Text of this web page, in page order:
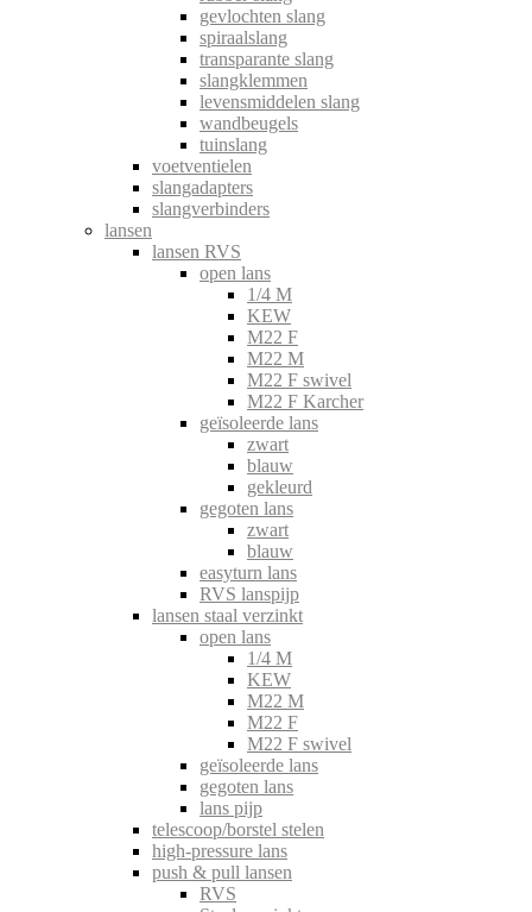
gevlochten slang
spiraalslang
transparante slang
slangklemmen
levensmiddelen slang
wandbeugels
tuinslang
voetventielen
slangadapters
slangverbinders
lansen
lansen RVS
open lans
1/4 M
KEW
M22 F
M22 M
M22 F swivel
M22 F Karcher
geïsoleerde lans
zwart
blauw
gekleurd
gegoten lans
zwart
blauw
easyturn lans
RVS lanspijp
lansen staal verzinkt
open lans
1/4 M
KEW
M22 M
M22 F
M22 F swivel
geïsoleerde lans
gegoten lans
lans pijp
telescoop/borstel stelen
high-pressure lans
push & pull lansen
RVS